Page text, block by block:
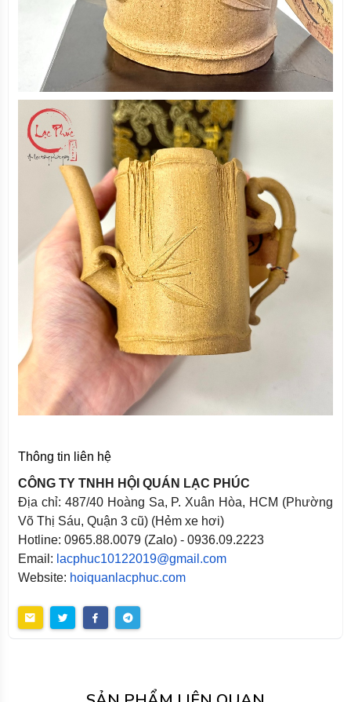
Thông tin liên hệ
CÔNG TY TNHH HỘI QUÁN LẠC PHÚC
Địa chỉ: 487/40 Hoàng Sa, P. Xuân Hòa, HCM (Phường
Võ Thị Sáu, Quận 3 cũ) (Hẻm xe hơi)
Hotline: 0965.88.0079 (Zalo) - 0936.09.2223
Email: lacphuc10122019@gmail.com
Website: hoiquanlacphuc.com